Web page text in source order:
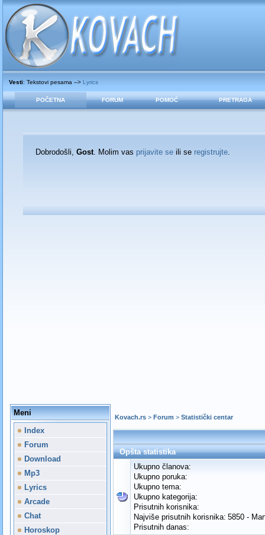
Vesti: Tekstovi pesama --> Lyrics
POČETNA FORUM POMOĆ PRETRAGA
Dobrodošli, Gost. Molim vas prijavite seili se registrujte.
Meni
Index
Forum
Download
Mp3
Lyrics
Arcade
Chat
Horoskop
Kovach.rs> Forum > Statistički centar
Opšta statistika
Ukupno članova:
Ukupno poruka:
Ukupno tema:
Ukupno kategorija:
Prisutnih korisnika:
Najviše prisutnih korisnika: 5850 -
Prisutnih danas: